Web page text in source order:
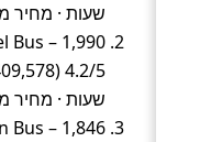
שעות · מחיר
שעות · מחיר